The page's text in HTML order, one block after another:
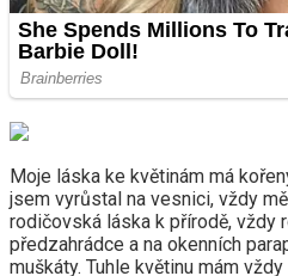
Moje láska ke květinám má
jsem vyrůstal na vesnici, vždy
rodičovská láska k přírodě, vždy
předzahrádce a na okenních
muškáty. Tuhle květinu mám